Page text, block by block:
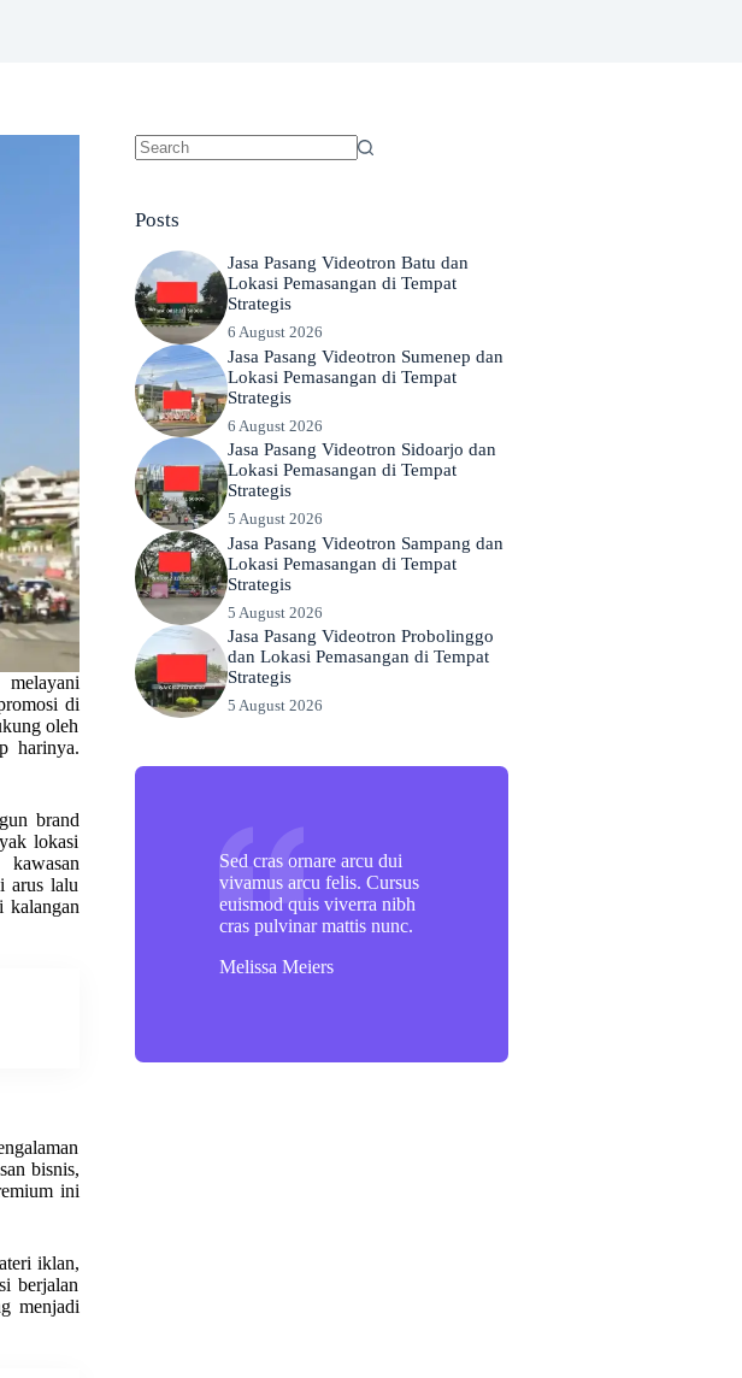
di
oleh
harinya.
brand
lokasi
arus lalu
kalangan
bisnis,
ini
iklan,
berjalan
menjadi
Posts
Jasa Pasang Videotron Batu dan
Lokasi Pemasangan di Tempat
Strategis
6 August 2026
Jasa Pasang Videotron Sumenep dan
Lokasi Pemasangan di Tempat
Strategis
6 August 2026
Jasa Pasang Videotron Sidoarjo dan
Lokasi Pemasangan di Tempat
Strategis
5 August 2026
Jasa Pasang Videotron Sampang dan
Lokasi Pemasangan di Tempat
Strategis
5 August 2026
Jasa Pasang Videotron Probolinggo
dan Lokasi Pemasangan di Tempat
Strategis
5 August 2026
Sed cras ornare arcu dui
vivamus arcu felis. Cursus
euismod quis viverra nibh
cras pulvinar mattis nunc.
Melissa Meiers